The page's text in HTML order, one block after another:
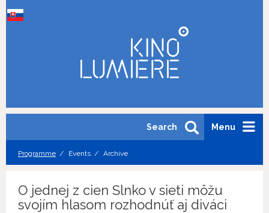
Menu
Search
Programme Events Archive
O jednej z cien Slnko v sieti môžu
svojím hlasom rozhodnúť aj diváci